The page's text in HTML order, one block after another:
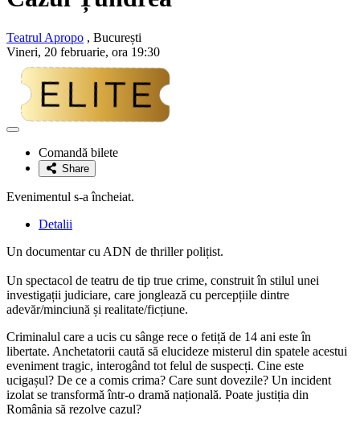
Teatrul Apropo , București
Vineri, 20 februarie, ora 19:30
Adaugă
favoriteComandă bilete
Share
Evenimentul s-a încheiat.
Detalii
Un documentar cu ADN de thriller polițist.
Un spectacol de teatru de tip true crime, construit în stilul unei
investigații judiciare, care jonglează cu percepțiile dintre
adevăr/minciună și realitate/ficțiune.
Criminalul care a ucis cu sânge rece o fetiță de 14 ani este în
libertate. Anchetatorii caută să elucideze misterul din spatele acestui
eveniment tragic, interogând tot felul de suspecți. Cine este
ucigașul? De ce a comis crima? Care sunt dovezile? Un incident
izolat se transformă într-o dramă națională. Poate justiția din
România să rezolve cazul?